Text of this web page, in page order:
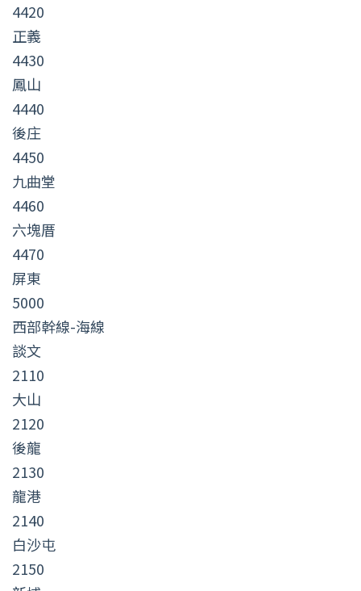
4420
正義
4430
鳳山
4440
後庄
4450
九曲堂
4460
六塊厝
4470
屏東
5000
西部幹線-海線
談文
2110
大山
2120
後龍
2130
龍港
2140
白沙屯
2150